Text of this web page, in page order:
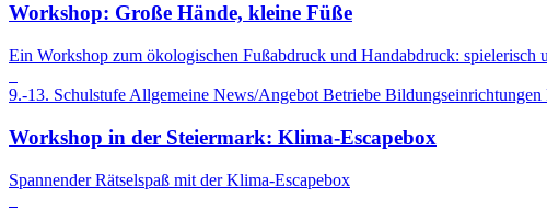
Workshop: Große Hände, kleine Füße
Ein Workshop zum ökologischen Fußabdruck und Handabdruck: spielerisch
9.-13. Schulstufe Allgemeine News/Angebot Betriebe Bildungseinrichtungen
Workshop in der Steiermark: Klima-Escapebox
Spannender Rätselspaß mit der Klima-Escapebox